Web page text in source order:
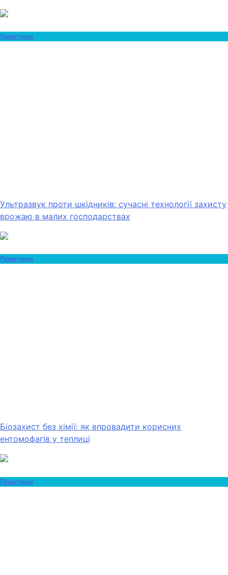
Практики
Ультразвук проти шкідників: сучасні технології захисту
врожаю в малих господарствах
Практики
Біозахист без хімії: як впровадити корисних
ентомофагів у теплиці
Практики